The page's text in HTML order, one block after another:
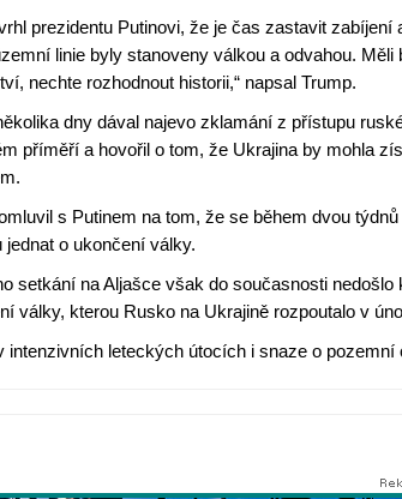
prezidentu Putinovi, že je čas zastavit zabíjení
linie byly stanoveny válkou a odvahou.
nechte rozhodnout historii,“ napsal Trump.
dny dával najevo zklamání z přístupu
příměří a hovořil o tom, že Ukrajina by mohla
s Putinem na tom, že se během dvou
jednat o ukončení války.
setkání na Aljašce však do současnosti nedošlo
války, kterou Rusko na Ukrajině rozpoutalo v
intenzivních leteckých útocích i snaze o pozemní